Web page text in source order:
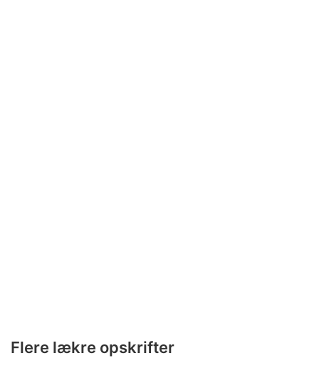
Flere lækre opskrifter